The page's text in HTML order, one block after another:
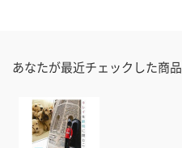
あなたが最近チェックした商品